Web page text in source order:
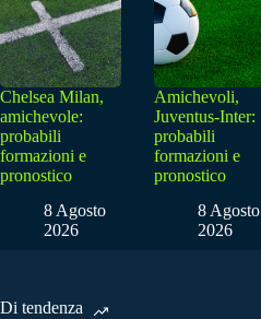
Chelsea Milan,
amichevole:
probabili
formazioni e
pronostico
8 Agosto
2026
Amichevoli,
Juventus-Inter:
probabili
formazioni e
pronostico
8 Agosto
2026
Di tendenza